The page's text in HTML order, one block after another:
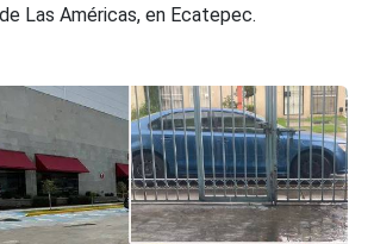
Las Américas, en Ecatepec.